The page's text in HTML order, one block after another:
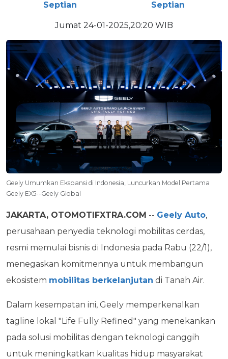
Septian
Septian
Jumat 24-01-2025,20:20 WIB
Geely Umumkan Ekspansi di Indonesia, Luncurkan Model Pertama
Geely EX5--Geely Global
JAKARTA, OTOMOTIFXTRA.COM -- Geely Auto,
perusahaan penyedia teknologi mobilitas cerdas,
resmi memulai bisnis di Indonesia pada Rabu (22/1),
menegaskan komitmennya untuk membangun
ekosistem mobilitas berkelanjutan di Tanah Air.
Dalam kesempatan ini, Geely memperkenalkan
tagline lokal "Life Fully Refined" yang menekankan
pada solusi mobilitas dengan teknologi canggih
untuk meningkatkan kualitas hidup masyarakat